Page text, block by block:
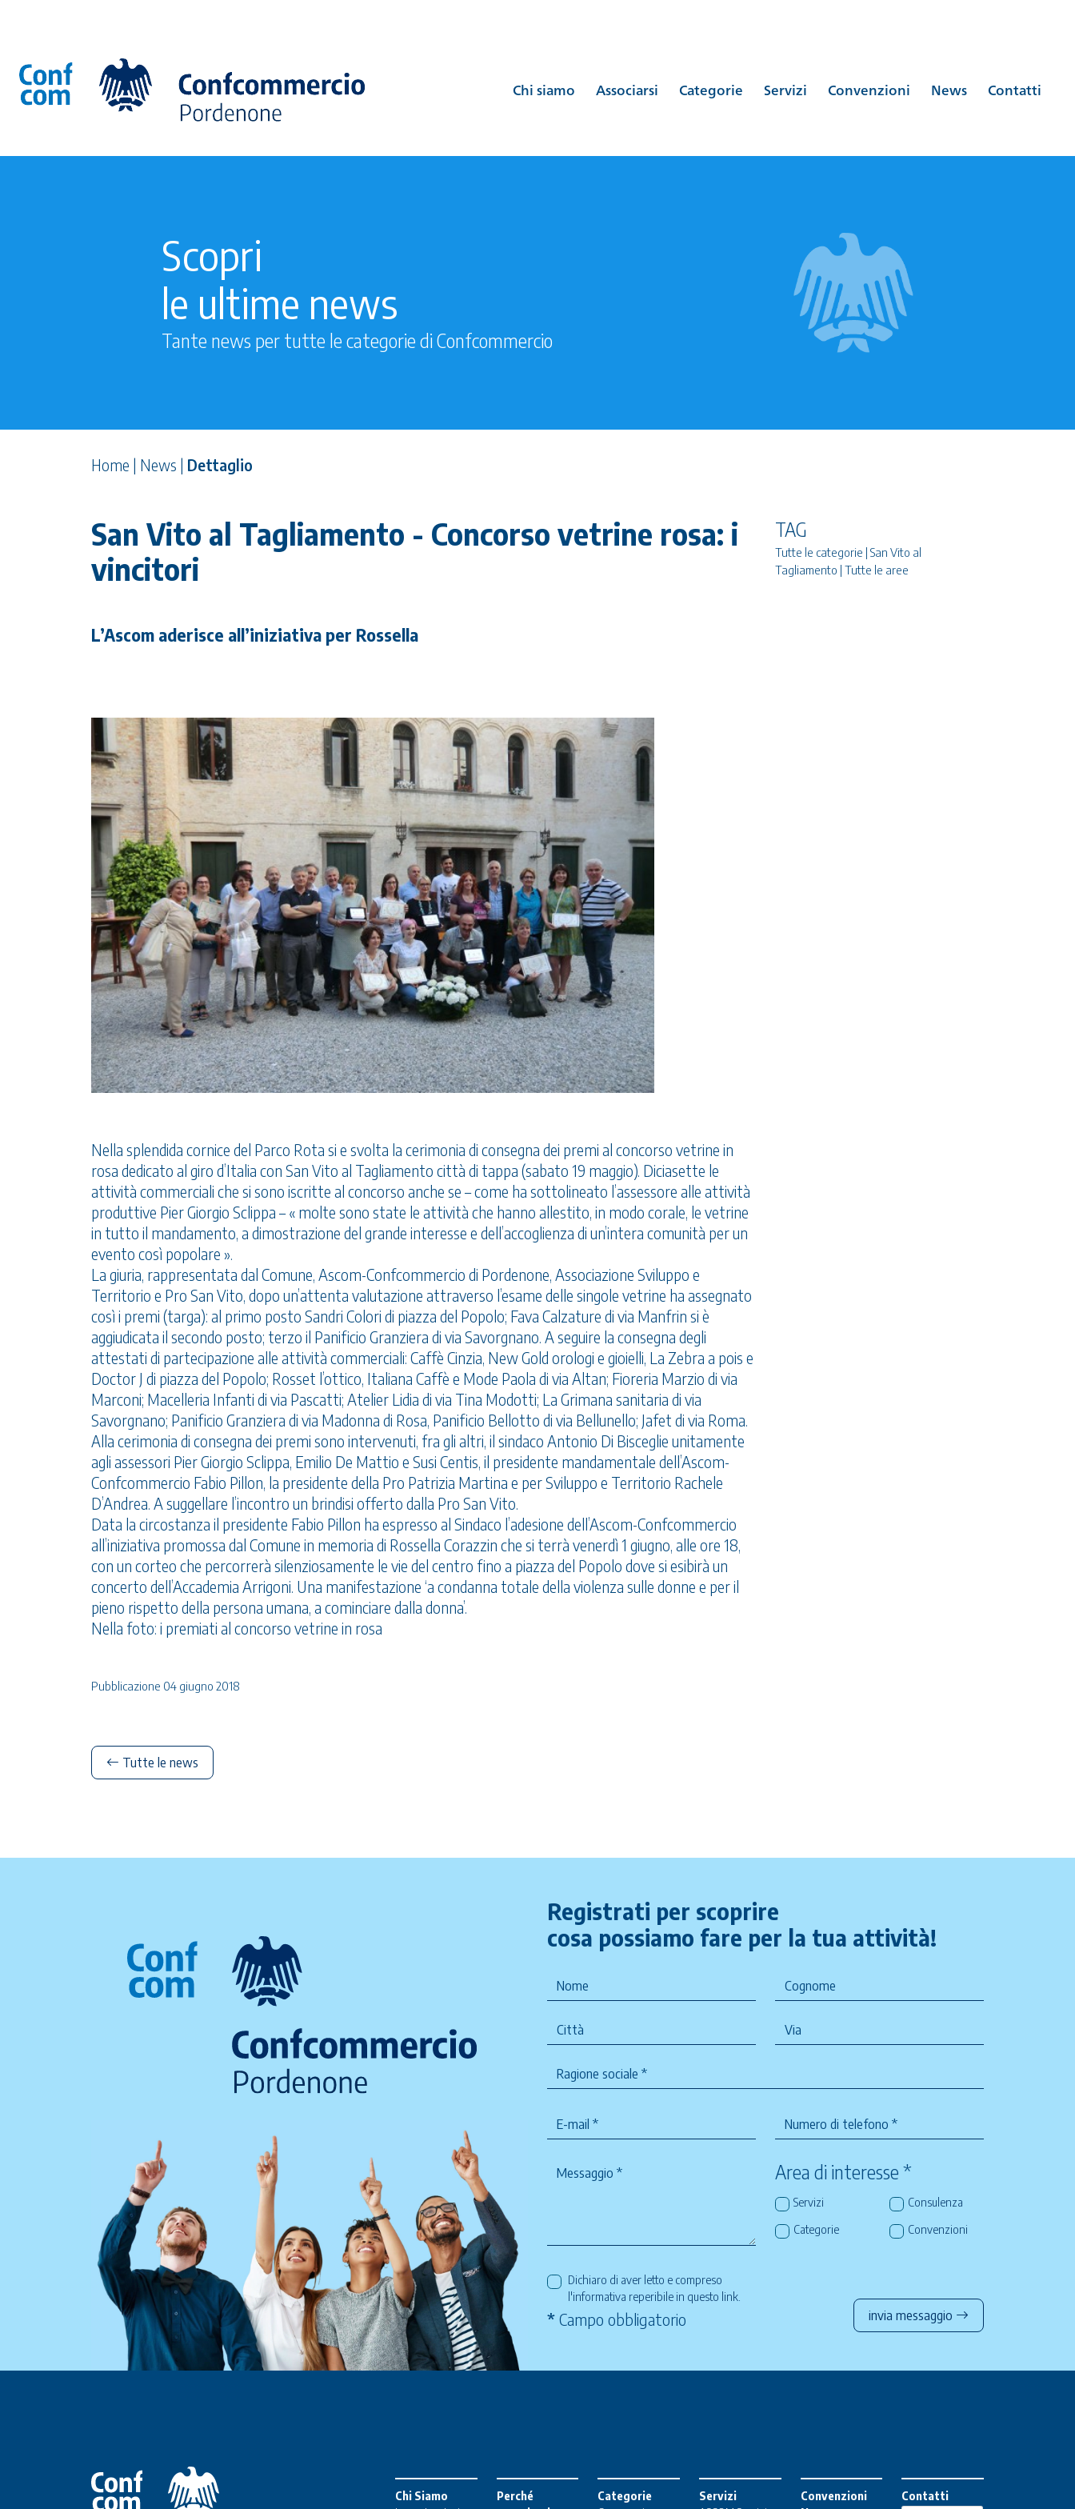
Chi siamo Associarsi Categorie Servizi Convenzioni News Contatti
Scopri
le ultime news
Tante news per tutte le categorie di Confcommercio
Home | News | Dettaglio
San Vito al Tagliamento - Concorso vetrine rosa: i
vincitori
L’Ascom aderisce all’iniziativa per Rossella
Nella splendida cornice del Parco Rota si e svolta la cerimonia di consegna dei premi al concorso vetrine in
rosa dedicato al giro d’Italia con San Vito al Tagliamento città di tappa (sabato 19 maggio). Diciasette le
attività commerciali che si sono iscritte al concorso anche se – come ha sottolineato l’assessore alle attività
produttive Pier Giorgio Sclippa – « molte sono state le attività che hanno allestito, in modo corale, le vetrine
in tutto il mandamento, a dimostrazione del grande interesse e dell’accoglienza di un’intera comunità per un
evento così popolare ».
La giuria, rappresentata dal Comune, Ascom-Confcommercio di Pordenone, Associazione Sviluppo e
Territorio e Pro San Vito, dopo un’attenta valutazione attraverso l’esame delle singole vetrine ha assegnato
così i premi (targa): al primo posto Sandri Colori di piazza del Popolo; Fava Calzature di via Manfrin si è
aggiudicata il secondo posto; terzo il Panificio Granziera di via Savorgnano. A seguire la consegna degli
attestati di partecipazione alle attività commerciali: Caffè Cinzia, New Gold orologi e gioielli, La Zebra a pois e
Doctor J di piazza del Popolo; Rosset l’ottico, Italiana Caffè e Mode Paola di via Altan; Fioreria Marzio di via
Marconi; Macelleria Infanti di via Pascatti; Atelier Lidia di via Tina Modotti; La Grimana sanitaria di via
Savorgnano; Panificio Granziera di via Madonna di Rosa, Panificio Bellotto di via Bellunello; Jafet di via Roma.
Alla cerimonia di consegna dei premi sono intervenuti, fra gli altri, il sindaco Antonio Di Bisceglie unitamente
agli assessori Pier Giorgio Sclippa, Emilio De Mattio e Susi Centis, il presidente mandamentale dell’Ascom-
Confcommercio Fabio Pillon, la presidente della Pro Patrizia Martina e per Sviluppo e Territorio Rachele
D’Andrea. A suggellare l’incontro un brindisi offerto dalla Pro San Vito.
Data la circostanza il presidente Fabio Pillon ha espresso al Sindaco l’adesione dell’Ascom-Confcommercio
all’iniziativa promossa dal Comune in memoria di Rossella Corazzin che si terrà venerdì 1 giugno, alle ore 18,
con un corteo che percorrerà silenziosamente le vie del centro fino a piazza del Popolo dove si esibirà un
concerto dell’Accademia Arrigoni. Una manifestazione ‘a condanna totale della violenza sulle donne e per il
pieno rispetto della persona umana, a cominciare dalla donna’.
Nella foto: i premiati al concorso vetrine in rosa
Pubblicazione 04 giugno 2018
Tutte le news
TAG
Tutte le categorie | San Vito al
Tagliamento | Tutte le aree
Registrati per scoprire
cosa possiamo fare per la tua attività!
Area di interesse *
Servizi
Consulenza
Categorie
Convenzioni
Dichiaro di aver letto e compreso
l'informativa reperibile in questo link
* Campo obbligatorio invia messaggio
Chi Siamo
Perché
Categorie
Servizi
Convenzioni
Contatti